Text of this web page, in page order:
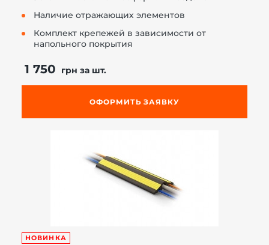
Наличие отражающих элементов
Комплект крепежей в зависимости от
напольного покрытия
1 750 грн за шт.
ОФОРМИТЬ ЗАЯВКУ
НОВИНКА